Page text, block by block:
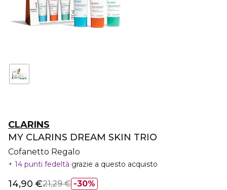
CLARINS
MY CLARINS DREAM SKIN TRIO
Cofanetto Regalo
14 punti fedeltà grazie a questo acquisto
30%
14,90 €21,29 €